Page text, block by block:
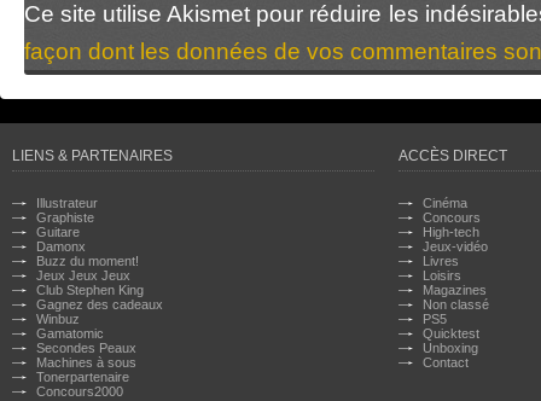
Ce site utilise Akismet pour réduire les
façon dont les données de vos commentaires
LIENS & PARTENAIRES
Illustrateur
Graphiste
Guitare
Damonx
Buzz du moment!
Jeux Jeux Jeux
Club Stephen King
Gagnez des cadeaux
Winbuz
Gamatomic
Secondes Peaux
Machines à sous
Tonerpartenaire
Concours2000
ACCÈS DIRECT
Cinéma
Concours
High-tech
Jeux-vidéo
Livres
Loisirs
Magazines
Non classé
PS5
Quicktest
Unboxing
Contact